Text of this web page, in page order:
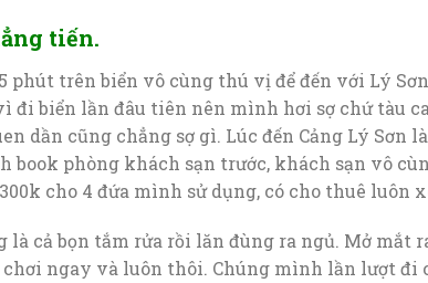
tiến.
phút trên biển vô cùng thú vị để đến với Lý
đi biển lần đâu tiên nên mình hơi sợ chứ tàu
dần cũng chẳng sợ gì. Lúc đến Cảng Lý Sơn
book phòng khách sạn trước, khách sạn vô
cho 4 đứa mình sử dụng, có cho thuê luôn
là cả bọn tắm rửa rồi lăn đùng ra ngủ. Mở mắt
ngay và luôn thôi. Chúng mình lần lượt đi